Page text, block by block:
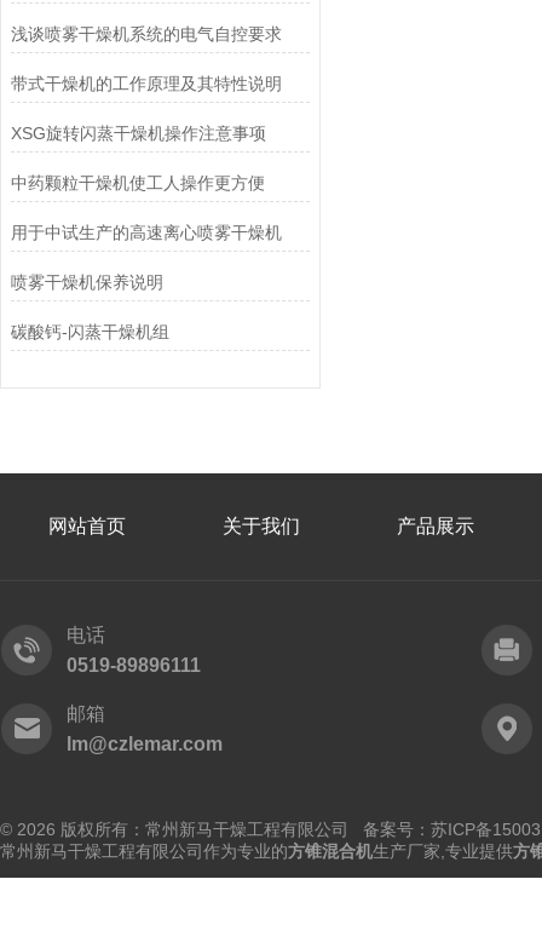
浅谈喷雾干燥机系统的电气自控要求
带式干燥机的工作原理及其特性说明
XSG旋转闪蒸干燥机操作注意事项
中药颗粒干燥机使工人操作更方便
用于中试生产的高速离心喷雾干燥机
喷雾干燥机保养说明
碳酸钙-闪蒸干燥机组
网站首页 关于我们 产品展示
电话
0519-89896111
邮箱
lm@czlemar.com
© 2026 版权所有：常州新马干燥工程有限公司 备案号： 苏ICP备
常州新马干燥工程有限公司作为专业的方锥混合机生产厂家,专业提供方